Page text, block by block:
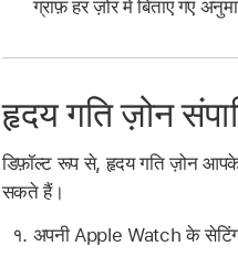
ग्राफ़ हर ज़ोर में बिताए गए
हृदय गति ज़ोन
डिफ़ॉल्ट रूप से, हृदय गति ज़ोन
सकते हैं।
अपनी Apple Watch के